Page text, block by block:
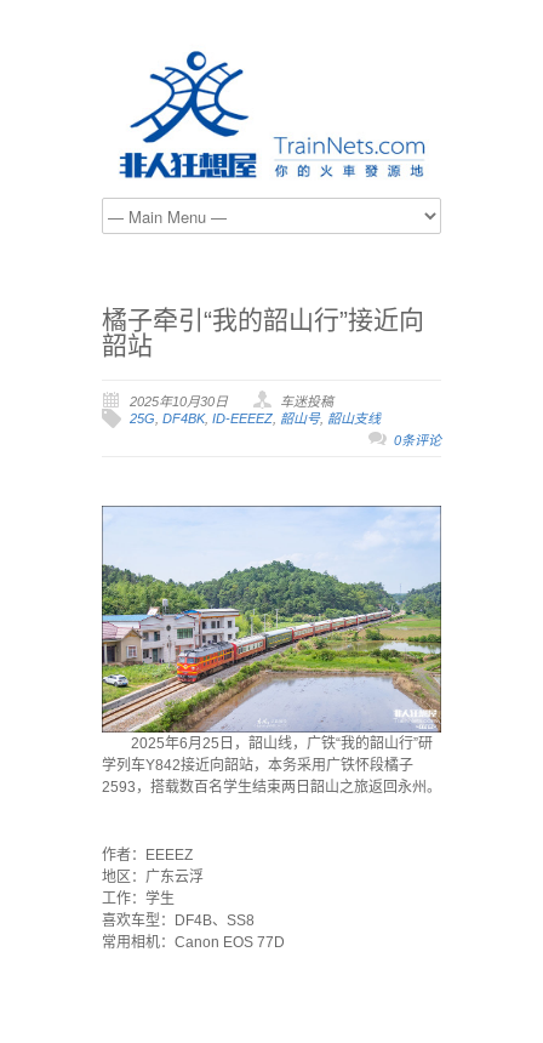
橘子牵引“我的韶山行”接近向
韶站
2025年10月30日
车迷投稿
25G, DF4BK, ID-EEEEZ, 韶山号, 韶山支线
0条评论
2025年6月25日，韶山线，广铁“我的韶山行”研
学列车Y842接近向韶站，本务采用广铁怀段橘子
2593，搭载数百名学生结束两日韶山之旅返回永州。
作者：EEEEZ
地区：广东云浮
工作：学生
喜欢车型：DF4B、SS8
常用相机：Canon EOS 77D